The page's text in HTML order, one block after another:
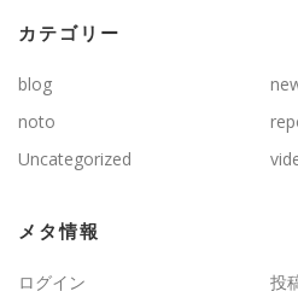
カテゴリー
blog
noto
Uncategorized
メタ情報
ログイン 投